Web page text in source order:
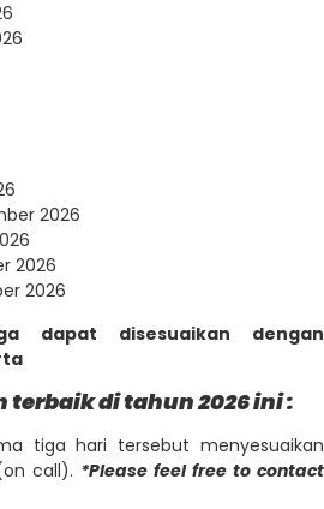
2026
2026
2026
dapat disesuaikan dengan
terbaik di tahun 2026 ini :
tiga hari tersebut menyesuaikan
call). *Please feel free to contact